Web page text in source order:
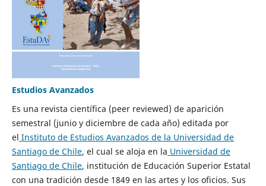
Estudios Avanzados
Es una revista científica (peer reviewed) de aparición
semestral (junio y diciembre de cada año) editada por
el Instituto de Estudios Avanzados de la Universidad de
Santiago de Chile, el cual se aloja en la Universidad de
Santiago de Chile, institución de Educación Superior Estatal
con una tradición desde 1849 en las artes y los oficios. Sus